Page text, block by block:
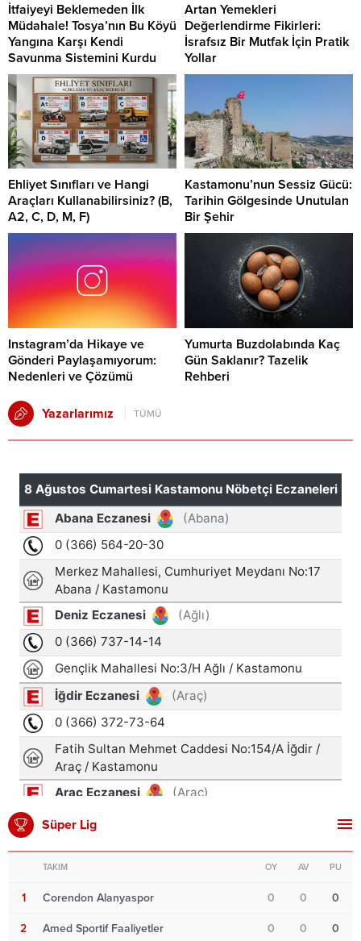
İtfaiyeyi Beklemeden İlk
Müdahale! Tosya’nın Bu Köyü
Yangına Karşı Kendi
Savunma Sistemini Kurdu
Artan Yemekleri
Değerlendirme Fikirleri:
İsrafsız Bir Mutfak İçin Pratik
Yollar
Ehliyet Sınıfları ve Hangi
Araçları Kullanabilirsiniz? (B,
A2, C, D, M, F)
Kastamonu’nun Sessiz Gücü:
Tarihin Gölgesinde Unutulan
Bir Şehir
Instagram’da Hikaye ve
Gönderi Paylaşamıyorum:
Nedenleri ve Çözümü
Yumurta Buzdolabında Kaç
Gün Saklanır? Tazelik
Rehberi
Yazarlarımız TÜMÜ
Süper Lig
TAKIM OY AV PU
1 Corendon Alanyaspor 0 0 0
2 Amed Sportif Faaliyetler 0 0 0